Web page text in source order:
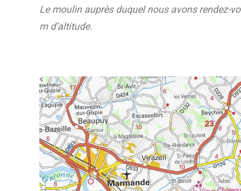
Le moulin auprès duquel nous avons rendez-
m d’altitude.